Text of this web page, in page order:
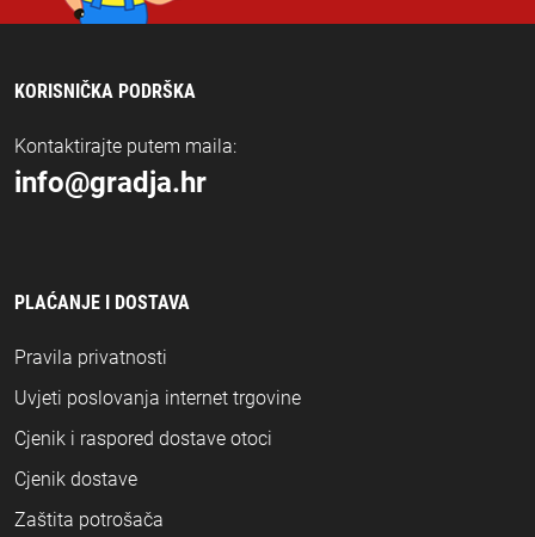
KORISNIČKA PODRŠKA
Kontaktirajte putem maila:
info@gradja.hr
PLAĆANJE I DOSTAVA
Pravila privatnosti
Uvjeti poslovanja internet trgovine
Cjenik i raspored dostave otoci
Cjenik dostave
Zaštita potrošača